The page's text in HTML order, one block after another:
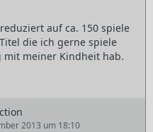
auf ca. 150 spiele
die ich gerne spiele
mit meiner Kindheit hab.
2013 um 18:10